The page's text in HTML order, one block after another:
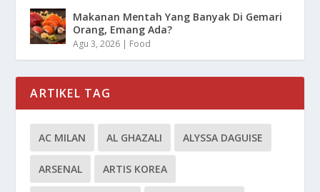
Makanan Mentah Yang Banyak Di Gemari
Orang, Emang Ada?
Agu 3, 2026 | Food
ARTIKEL TAG
AC MILAN AL GHAZALI ALYSSA DAGUISE
ARSENAL ARTIS KOREA